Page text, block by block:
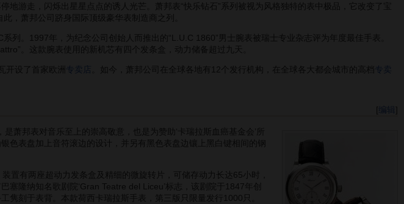
地游走，闪烁出星星点点的诱人光芒。萧邦表“快乐钻石”系列被视为风格独特的表中极品，它改变了宝
，萧邦公司跻身国际顶级豪华表制造商之列。
。1997年，为纪念公司创始人而推出的“L.U.C 1860”男士腕表被瑞士专业杂志评为年度最佳手表。
。这款腕表使用的新机芯有四个发条盒，动力储备超过九天。
开设了首家欧洲 专卖店 。如今，萧邦公司在全球各地有12个发行机构，在全球各大都会城市的高档 专卖
[编辑
邦表对音乐至上的崇高敬意，也是为赞助‘卡瑞拉斯血癌基金会’所
色表盘加上音符滚边的设计，并另有黑色表盘边镶上黑白键相间的钢
有两座超动力发条盒及精细的微旋转片，可储存动力长达65小时，
隆纳知名歌剧院‘Gran Teatre del Liceu’标志，该剧院于1847年创
隽刻于表背。本款荷西卡瑞拉斯手表，第三版只限量发行1000只。